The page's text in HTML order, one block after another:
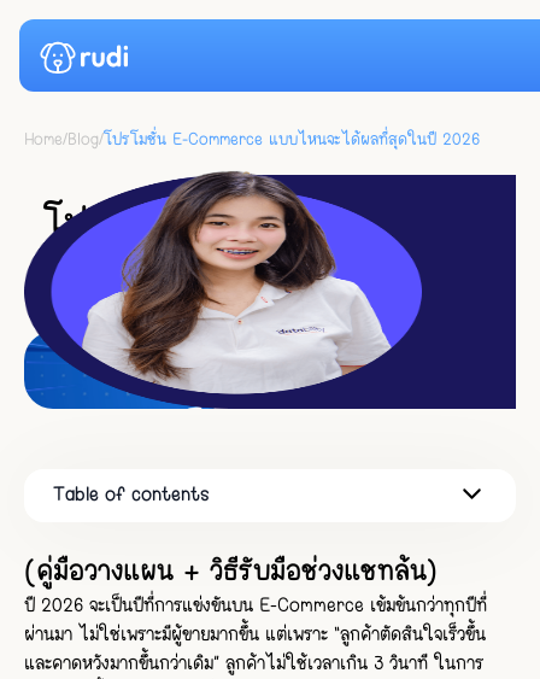
Pricing
News
Resource
Blog
Home/Blog/โปรโมชั่น E-Commerce แบบไหนจะได้ผลที่สุดในปี 2026
E-Commerce
โปรโมชั่น E-Commerce แบบ
ไหนจะได้ผลที่สุดในปี 2026
2min read ● November 14, 2025
Table of contents
(คู่มือวางแผน + วิธีรับมือช่วงแชทล้น)
ปี 2026 จะเป็นปีที่การแข่งขันบน E-Commerce เข้มข้นกว่าทุกปีที่
ผ่านมา ไม่ใช่เพราะมีผู้ขายมากขึ้น แต่เพราะ “ลูกค้าตัดสินใจเร็วขึ้น
และคาดหวังมากขึ้นกว่าเดิม” ลูกค้าไม่ใช้เวลาเกิน 3 วินาที ในการ